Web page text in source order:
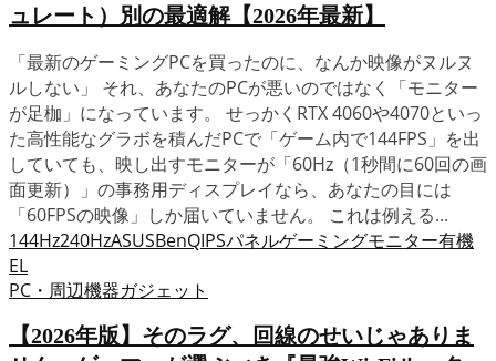
ュレート）別の最適解【2026年最新】
「最新のゲーミングPCを買ったのに、なんか映像がヌルヌ
ルしない」 それ、あなたのPCが悪いのではなく「モニター
が足枷」になっています。 せっかくRTX 4060や4070といっ
た高性能なグラボを積んだPCで「ゲーム内で144FPS」を出
していても、映し出すモニターが「60Hz（1秒間に60回の画
面更新）」の事務用ディスプレイなら、あなたの目には
「60FPSの映像」しか届いていません。 これは例える...
144Hz240HzASUSBenQIPSパネルゲーミングモニター有機
EL
PC・周辺機器ガジェット
【2026年版】そのラグ、回線のせいじゃありま